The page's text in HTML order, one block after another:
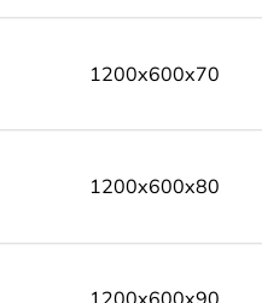
1200x600x70
1200x600x80